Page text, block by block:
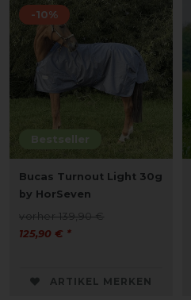
Bestseller
-10%
Bucas Turnout Light 30g
by HorSeven
vorher 139,90 €
125,90 € *
ARTIKEL MERKEN